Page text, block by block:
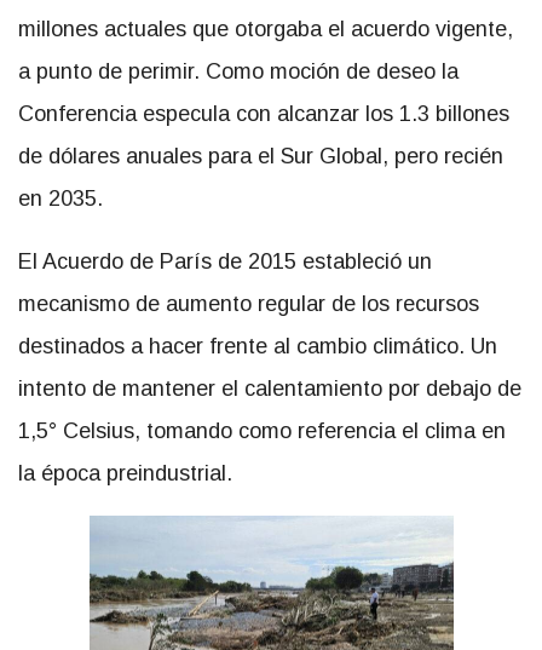
millones actuales que otorgaba el acuerdo vigente,
a punto de perimir. Como moción de deseo la
Conferencia especula con alcanzar los 1.3 billones
de dólares anuales para el Sur Global, pero recién
en 2035.
El Acuerdo de París de 2015 estableció un
mecanismo de aumento regular de los recursos
destinados a hacer frente al cambio climático. Un
intento de mantener el calentamiento por debajo de
1,5° Celsius, tomando como referencia el clima en
la época preindustrial.